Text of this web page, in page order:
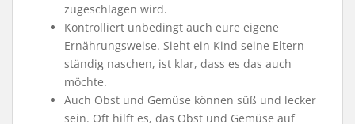
zugeschlagen wird.
Kontrolliert unbedingt auch eure eigene
Ernährungsweise. Sieht ein Kind seine Eltern
ständig naschen, ist klar, dass es das auch
möchte.
Auch Obst und Gemüse können süß und lecker
sein. Oft hilft es, das Obst und Gemüse auf